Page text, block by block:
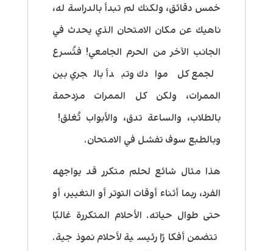
خمس دقائق، ولكنك لم تبدأ بالدراسة له،
ناهيك عن مكان الامتحان الذي يحدث في
الجانب الآخر من الحرم الجامعي! فتُسرع
لجمع كل موادك وتبدأ بالجري بين
الممرات، ولكن كل الممرات مزدحمة
بالطلاب، والساعة تدق، والأبواب تُغلق!
وبالطبع سوف تفشل في الامتحان.
هذا مثال شائع لحلم متكرر قد يواجهه
الفرد، ربما أثناء أوقات التوتر أو التغيير، أو
حتى طوال حياته. الأحلام المتكررة غالبًا
تتضمن أفكارًا رئيسية لأحلام نموذجية.